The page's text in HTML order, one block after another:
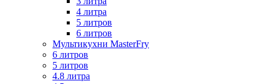
4 литра
5 литров
6 литров
Мультикухни MasterFry
6 литров
5 литров
4.8 литра